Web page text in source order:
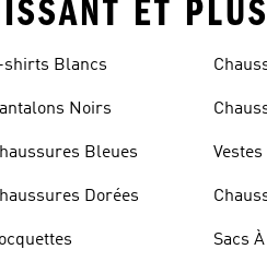
ET
shirts Blancs
Noirs
Bleues
Dorées
Sacs